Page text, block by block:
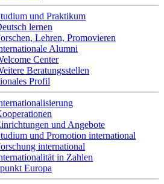
und Praktikum
lernen
Lehren, Promovieren
Alumni
Center
Beratungsstellen
Profil
und Angebote
und Promotion international
international
in Zahlen
Europa